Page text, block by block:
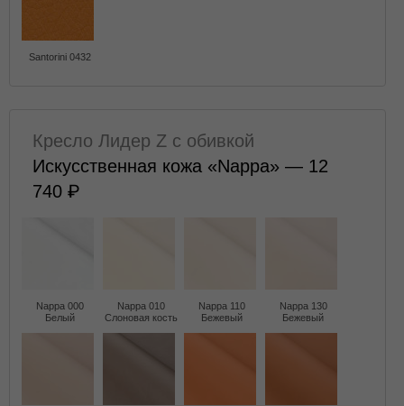
Santorini 0432
Кресло Лидер Z с обивкой
Искусственная кожа «Nappa» — 12
740
Nappa 000
Белый
Nappa 010
Слоновая кость
Nappa 110
Бежевый
Nappa 130
Бежевый